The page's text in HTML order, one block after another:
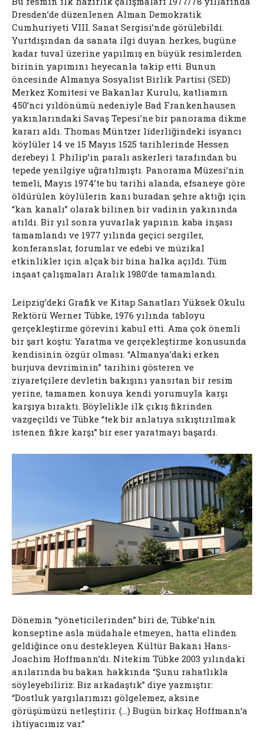
Dresden’de düzenlenen Alman Demokratik
Cumhuriyeti VIII. Sanat Sergisi’nde görülebildi.
Yurtdışından da sanata ilgi duyan herkes, bugüne
kadar tuval üzerine yapılmış en büyük resimlerden
birinin yapımını heyecanla takip etti. Bunun
öncesinde Almanya Sosyalist Birlik Partisi (SED)
Merkez Komitesi ve Bakanlar Kurulu, katliamın
450’nci yıldönümü nedeniyle Bad Frankenhausen
yakınlarındaki Savaş Tepesi’ne bir panorama dikme
kararı aldı. Thomas Müntzer liderliğindeki isyancı
köylüler 14 ve 15 Mayıs 1525 tarihlerinde Hessen
derebeyi I. Philip’in paralı askerleri tarafından bu
tepede yenilgiye uğratılmıştı. Panorama Müzesi’nin
temeli, Mayıs 1974’te bu tarihi alanda, efsaneye göre
öldürülen köylülerin kanı buradan şehre aktığı için
“kan kanalı” olarak bilinen bir vadinin yakınında
atıldı. Bir yıl sonra yuvarlak yapının kaba inşası
tamamlandı ve 1977 yılında geçici sergiler,
konferanslar, forumlar ve edebi ve müzikal
etkinlikler için alçak bir bina halka açıldı. Tüm
inşaat çalışmaları Aralık 1980’de tamamlandı.
Leipzig’deki Grafik ve Kitap Sanatları Yüksek Okulu
Rektörü Werner Tübke, 1976 yılında tabloyu
gerçekleştirme görevini kabul etti. Ama çok önemli
bir şart koştu: Yaratma ve gerçekleştirme konusunda
kendisinin özgür olması. “Almanya’daki erken
burjuva devriminin” tarihini gösteren ve
ziyaretçilere devletin bakışını yansıtan bir resim
yerine, tamamen konuya kendi yorumuyla karşı
karşıya bıraktı. Böylelikle ilk çıkış fikrinden
vazgeçildi ve Tübke “tek bir anlatıya sıkıştırılmak
istenen fikre karşı” bir eser yaratmayı başardı.
Dönemin “yöneticilerinden” biri de, Tübke’nin
konseptine asla müdahale etmeyen, hatta elinden
geldiğince onu destekleyen Kültür Bakanı Hans-
Joachim Hoffmann’dı. Nitekim Tübke 2003 yılındaki
anılarında bu bakan hakkında “Şunu rahatlıkla
söyleyebiliriz: Biz arkadaştık” diye yazmıştır:
“Dostluk yargılarımızı gölgelemez, aksine
görüşümüzü netleştirir. (…) Bugün birkaç Hoffmann‘a
ihtiyacımız var.”